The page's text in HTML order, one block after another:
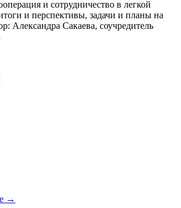
и сотрудничество в легкой
и перспективы, задачи и планы на
Александра Сакаева, соучредитель
→